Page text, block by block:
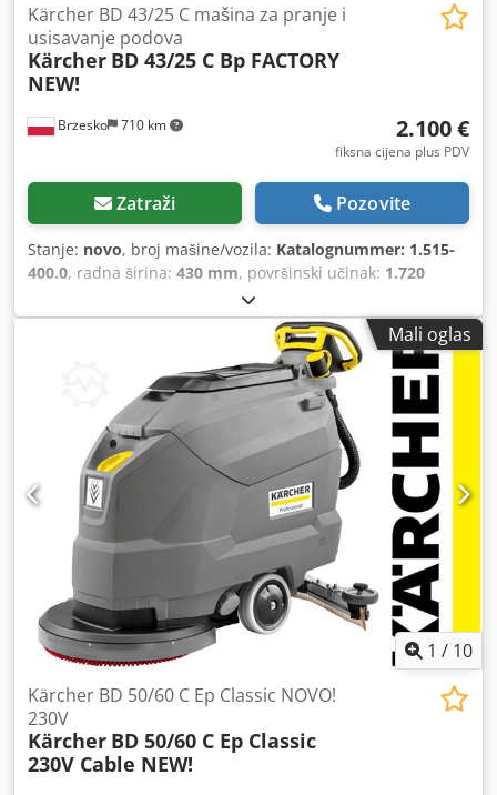
Brzesko 710 km
Kärcher BD 43/25 C mašina za pranje i
usisavanje podova
Kärcher BD 43/25 C Bp FACTORY
NEW!
2.100 €
fiksna cijena plus PDV
Zatraži Pozovite
Stanje: novo, broj mašine/vozila: Katalognummer: 1.515-
400.0, radna širina: 430 mm, površinski učinak: 1.720
, jamstveni rok:
kapacitet spremnika za vodu:25 l,
Mali oglas
1 / 10
Kärcher BD 50/60 C Ep Classic NOVO!
230V
Kärcher BD 50/60 C Ep Classic
230V Cable NEW!